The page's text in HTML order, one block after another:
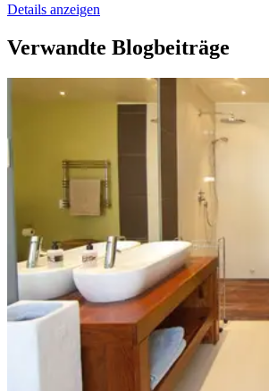
Details anzeigen
Verwandte Blogbeiträge